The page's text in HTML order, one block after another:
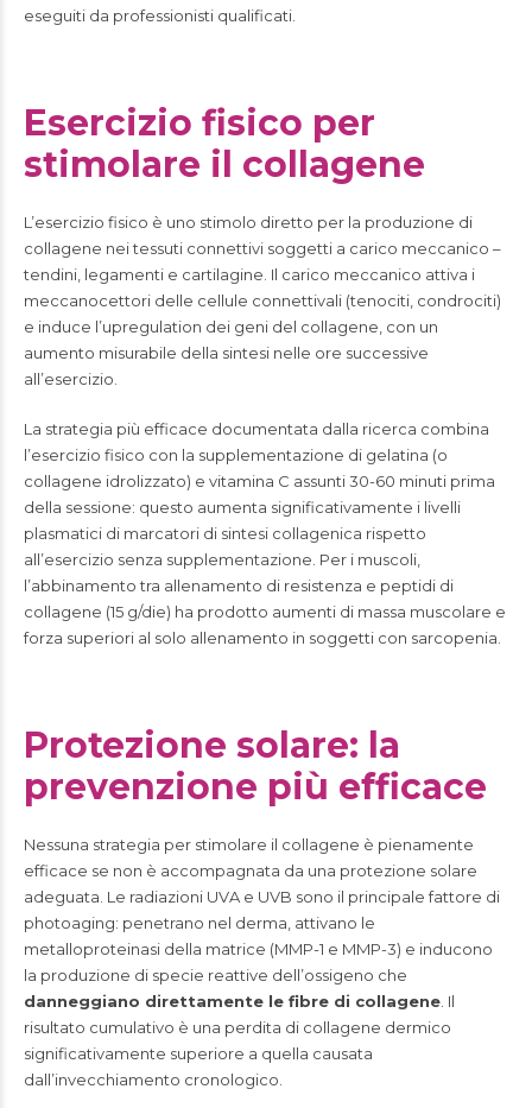
eseguiti da professionisti qualificati.
Esercizio fisico per
stimolare il collagene
L’esercizio fisico è uno stimolo diretto per la produzione di
collagene nei tessuti connettivi soggetti a carico meccanico –
tendini, legamenti e cartilagine. Il carico meccanico attiva i
meccanocettori delle cellule connettivali (tenociti, condrociti)
e induce l’upregulation dei geni del collagene, con un
aumento misurabile della sintesi nelle ore successive
all’esercizio.
La strategia più efficace documentata dalla ricerca combina
l’esercizio fisico con la supplementazione di gelatina (o
collagene idrolizzato) e vitamina C assunti 30-60 minuti prima
della sessione: questo aumenta significativamente i livelli
plasmatici di marcatori di sintesi collagenica rispetto
all’esercizio senza supplementazione. Per i muscoli,
l’abbinamento tra allenamento di resistenza e peptidi di
collagene (15 g/die) ha prodotto aumenti di massa muscolare e
forza superiori al solo allenamento in soggetti con sarcopenia.
Protezione solare: la
prevenzione più efficace
Nessuna strategia per stimolare il collagene è pienamente
efficace se non è accompagnata da una protezione solare
adeguata. Le radiazioni UVA e UVB sono il principale fattore di
photoaging: penetrano nel derma, attivano le
metalloproteinasi della matrice (MMP-1 e MMP-3) e inducono
la produzione di specie reattive dell’ossigeno che
danneggiano direttamente le fibre di collagene . Il
risultato cumulativo è una perdita di collagene dermico
significativamente superiore a quella causata
dall’invecchiamento cronologico.